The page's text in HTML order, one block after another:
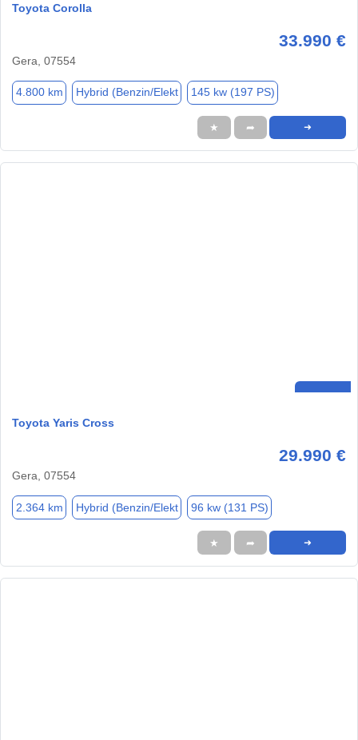
Toyota Corolla
33.990 €
Gera, 07554
4.800 km Hybrid (Benzin/Elekt 145 kw (197 PS)
★ ➦ ➜
Toyota Yaris Cross
29.990 €
Gera, 07554
2.364 km Hybrid (Benzin/Elekt 96 kw (131 PS)
★ ➦ ➜